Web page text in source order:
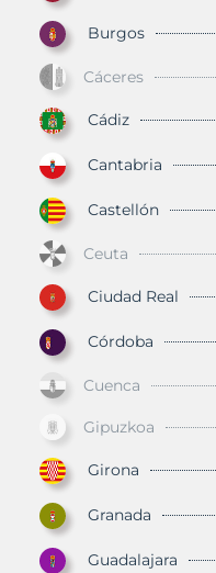
Burgos
Cáceres
Cádiz
Cantabria
Castellón
Ceuta
Ciudad Real
Córdoba
Cuenca
Gipuzkoa
Girona
Granada
Guadalajara